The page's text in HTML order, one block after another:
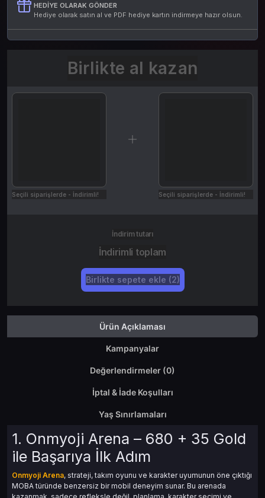
HEDIYE OLARAK GÖNDER
Hediye olarak satın al ve PDF hediye kartın indirmeye hazır olsun.
Birlikte al kazan
Seçili siparişlerde - İndirimli! Seçili siparişlerde - İndirimli!
İndirim tutarı
İndirimli toplam
Birlikte sepete ekle (2)
Ürün Açıklaması
Kampanyalar
Değerlendirmeler (0)
İptal & İade Koşulları
Yaş Sınırlamaları
1. Onmyoji Arena – 680 + 35 Gold
ile Başarıya İlk Adım
Onmyoji Arena, strateji, takım oyunu ve karakter uyumunun öne çıktığı
MOBA türünde benzersiz bir mobil deneyim sunar. Bu arenada